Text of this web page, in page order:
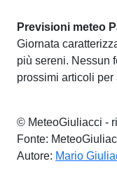
Previsioni meteo
Giornata
più sereni. Nessun
prossimi articoli
© MeteoGiuliacci -
Fonte:
Autore: Mario